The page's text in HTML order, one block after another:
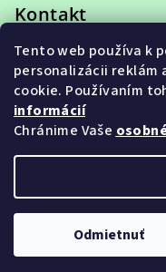
Tento web používa k
personalizácii reklám
cookie. Používaním
informácií
Chránime Vaše
Odmietnuť
i Kontakt
eshop@adet.sk
+421 948 953 910